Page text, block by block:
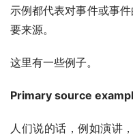
示例都代表对事件或事
要来源。
这里有一些例子。
Primary source
人们说的话，例如演讲